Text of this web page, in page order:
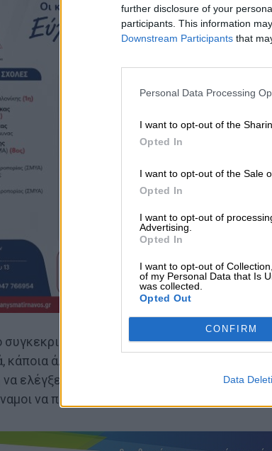
further disclosure of your
participants. This information
Downstream Participants that
Personal Data Processing
I want to opt-out of the
Opted In
I want to opt-out of the Sale
Opted In
I want to opt-out of
Advertising.
Opted In
I want to opt-out of
of my Personal Data that Is
was collected.
Opted Out
CONFIRM
Data
περιστατικό δεν είναι το
άλλα ποτίζονται άναρχα ανάλογα με
να ελέγξει πότε και πόσο θα ποτιστούν, ενώ
να παρακολουθήσουν τι ακριβώς